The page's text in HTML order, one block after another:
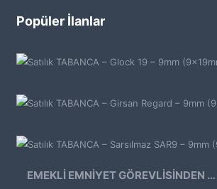
Popüler İlanlar
EMEKLİ EMNİYET GÖREVLİSİNDEN ATMACA 53 KLASİK14